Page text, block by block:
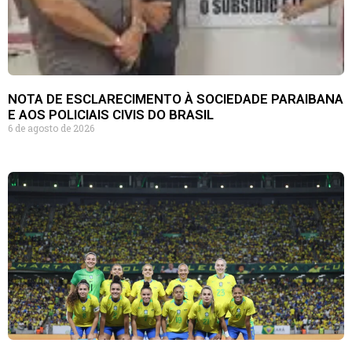
NOTA DE ESCLARECIMENTO À SOCIEDADE PARAIBANA
E AOS POLICIAIS CIVIS DO BRASIL
6 de agosto de 2026